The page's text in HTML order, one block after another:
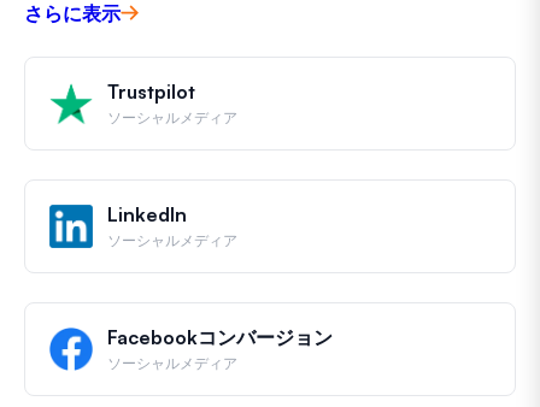
さらに表示
Trustpilot
ソーシャルメディア
LinkedIn
ソーシャルメディア
Facebookコンバージョン
ソーシャルメディア